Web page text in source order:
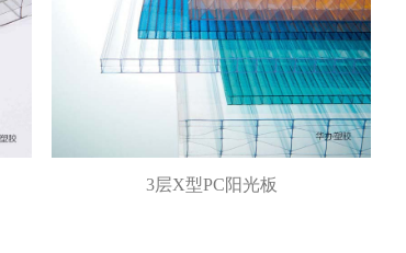
3层X型PC阳光板